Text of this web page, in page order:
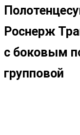
Роснерж
с боковым
групповой